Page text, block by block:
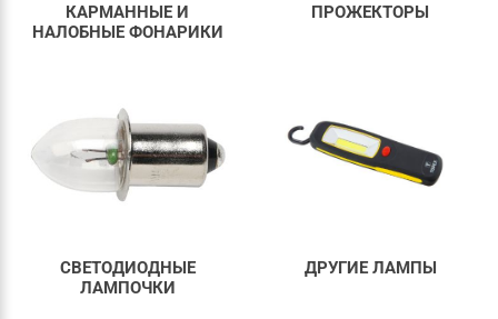
КАРМАННЫЕ И
НАЛОБНЫЕ ФОНАРИКИ
ПРОЖЕКТОРЫ
СВЕТОДИОДНЫЕ
ЛАМПОЧКИ
ДРУГИЕ ЛАМПЫ